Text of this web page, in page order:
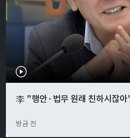
李 "행안·법무 원래 친하시잖
방금 전